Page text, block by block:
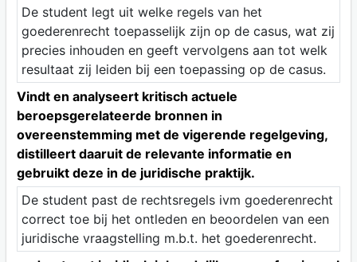
De student legt uit welke regels van het
goederenrecht toepasselijk zijn op de casus, wat zij
precies inhouden en geeft vervolgens aan tot welk
resultaat zij leiden bij een toepassing op de casus.
Vindt en analyseert kritisch actuele
beroepsgerelateerde bronnen in
overeenstemming met de vigerende regelgeving,
distilleert daaruit de relevante informatie en
gebruikt deze in de juridische praktijk.
De student past de rechtsregels ivm goederenrecht
correct toe bij het ontleden en beoordelen van een
juridische vraagstelling m.b.t. het goederenrecht.